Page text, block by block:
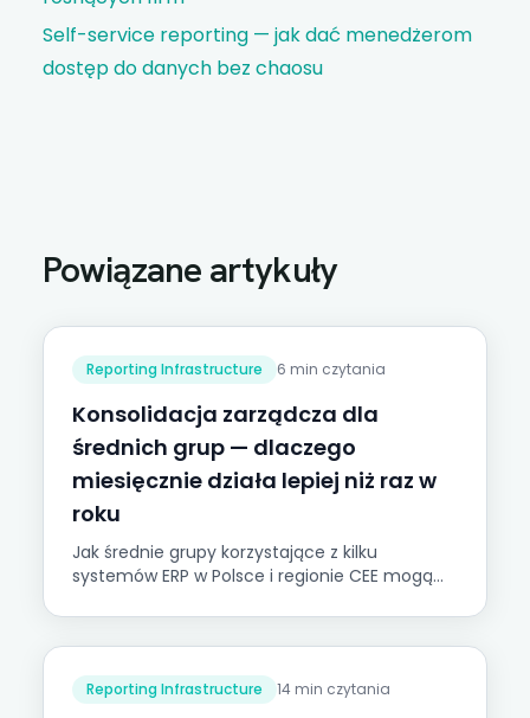
Self-service reporting — jak dać menedżerom
dostęp do danych bez chaosu
Powiązane artykuły
Reporting Infrastructure 6 min czytania
Konsolidacja zarządcza dla
średnich grup — dlaczego
miesięcznie działa lepiej niż raz w
roku
Jak średnie grupy korzystające z kilku
systemów ERP w Polsce i regionie CEE mogą
miesięcznego raportowania grupowego.
Odpowiedź leży w infrastrukturze, nie w
oprogramowaniu.
Reporting Infrastructure 14 min czytania